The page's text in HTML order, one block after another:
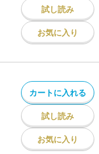
試し読み
お気に入り
カートに入れる
試し読み
お気に入り